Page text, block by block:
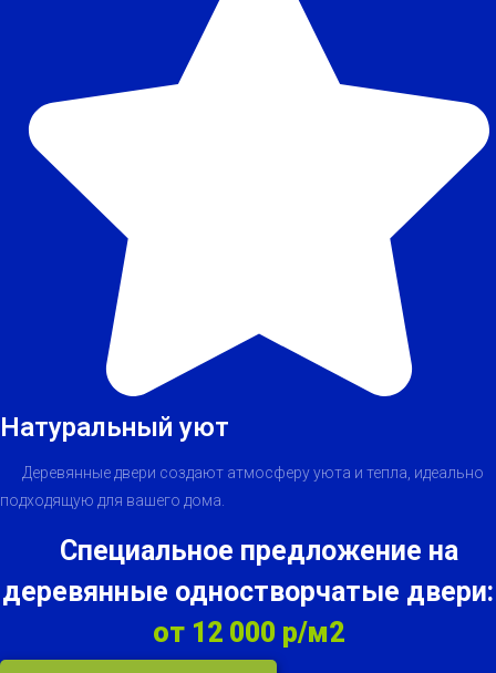
Натуральный уют
Деревянные двери создают атмосферу уюта и тепла, идеально
подходящую для вашего дома.
Специальное предложение на
деревянные одностворчатые двери:
от 12 000 р/м2